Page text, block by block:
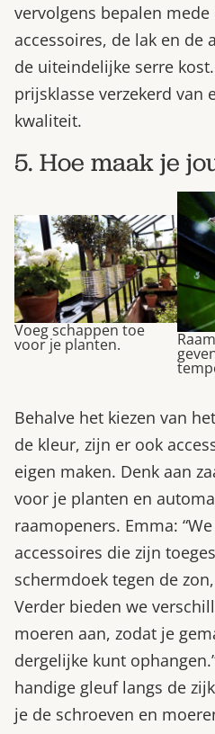
vervolgens bepalen
accessoires, de lak en de
de uiteindelijke serre
prijsklasse verzekerd van
kwaliteit.
5. Hoe maak je
Voeg schappen toe
voor je planten.
Behalve het kiezen van
de kleur, zijn er ook
eigen maken. Denk aan
voor je planten en
raamopeners. Emma:
accessoires die zijn
schermdoek tegen de
Verder bieden we
moeren aan, zodat je
dergelijke kunt
handige gleuf langs de
je de schroeven en